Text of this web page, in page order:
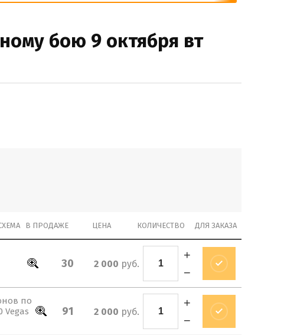
бою 9 октября вт
В ПРОДАЖЕ ЦЕНА КОЛИЧЕСТВО ДЛЯ ЗАКАЗА
30 2 000 руб.
−
+
по
Vegas
91 2 000 руб.
−
+